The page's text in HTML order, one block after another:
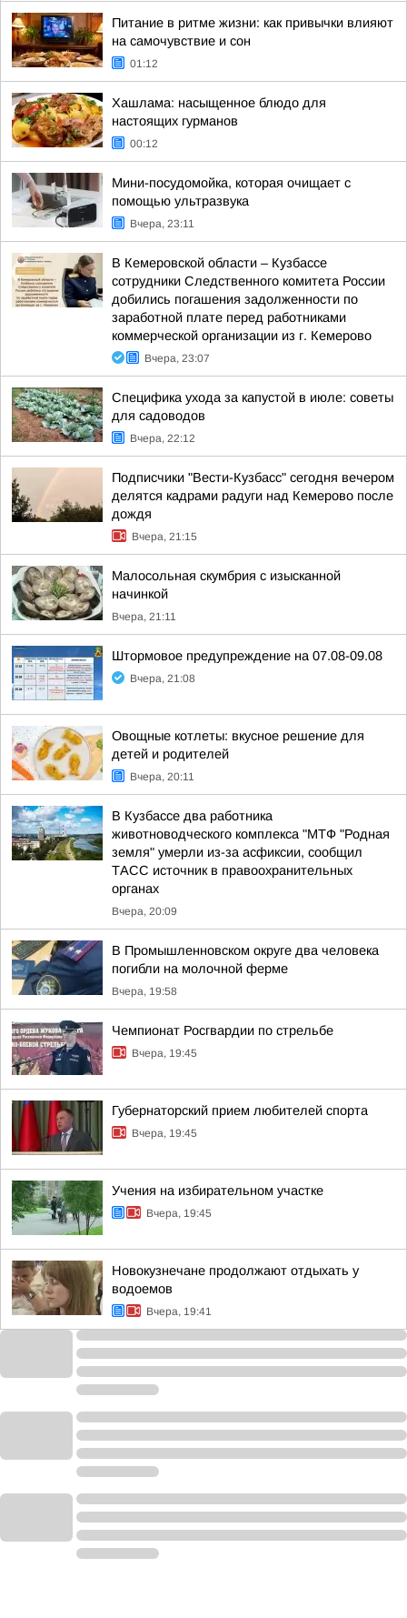
Питание в ритме жизни: как привычки влияют
на самочувствие и сон
01:12
Хашлама: насыщенное блюдо для
настоящих гурманов
00:12
Мини-посудомойка, которая очищает с
помощью ультразвука
Вчера, 23:11
В Кемеровской области – Кузбассе
сотрудники Следственного комитета России
добились погашения задолженности по
заработной плате перед работниками
коммерческой организации из г. Кемерово
Вчера, 23:07
Специфика ухода за капустой в июле: советы
для садоводов
Вчера, 22:12
Подписчики "Вести-Кузбасс" сегодня вечером
делятся кадрами радуги над Кемерово после
дождя
Вчера, 21:15
Малосольная скумбрия с изысканной
начинкой
Вчера, 21:11
Штормовое предупреждение на 07.08-09.08
Вчера, 21:08
Овощные котлеты: вкусное решение для
детей и родителей
Вчера, 20:11
В Кузбассе два работника
животноводческого комплекса "МТФ "Родная
земля" умерли из-за асфиксии, сообщил
ТАСС источник в правоохранительных
органах
Вчера, 20:09
В Промышленновском округе два человека
погибли на молочной ферме
Вчера, 19:58
Чемпионат Росгвардии по стрельбе
Вчера, 19:45
Губернаторский прием любителей спорта
Вчера, 19:45
Учения на избирательном участке
Вчера, 19:45
Новокузнечане продолжают отдыхать у
водоемов
Вчера, 19:41